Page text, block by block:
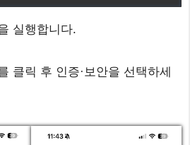
실행합니다.
클릭 후 인증·보안을 선택하세